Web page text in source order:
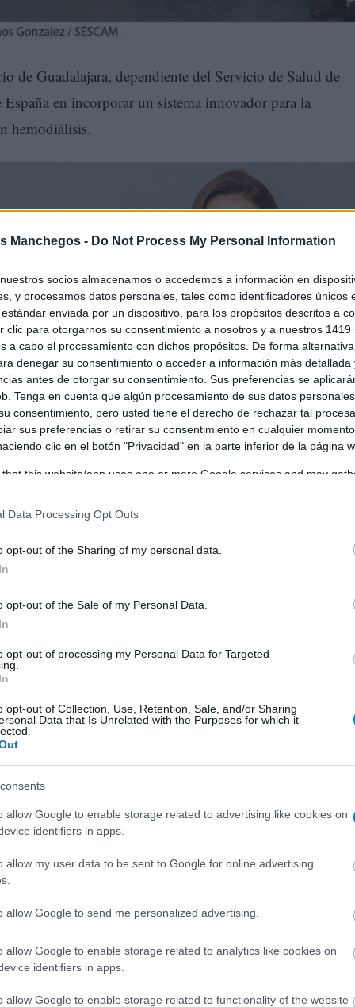
Manchegos - Do Not Process My Personal Information
socios almacenamos o accedemos a información en
y procesamos datos personales, tales como identificadores únicos
enviada por un dispositivo, para los propósitos descritos a
clic para otorgarnos su consentimiento a nosotros y a nuestros 1419
a cabo el procesamiento con dichos propósitos. De forma
denegar su consentimiento o acceder a información más detallada
antes de otorgar su consentimiento. Sus preferencias se
Tenga en cuenta que algún procesamiento de sus datos
consentimiento, pero usted tiene el derecho de rechazar tal
sus preferencias o retirar su consentimiento en cualquier
clic en el botón "Privacidad" en la parte inferior de la página
that this website/app uses one or more Google services and may
but not limited to your visit or usage behaviour. You may
consent section.
Data Processing Opt Outs
opt-out of the Sharing of my personal data.
opt-out of the Sale of my Personal Data.
opt-out of processing my Personal Data for Targeted
opt-out of Collection, Use, Retention, Sale, and/or Sharing
Data that Is Unrelated with the Purposes for which it
allow Google to enable storage related to advertising like cookies on
identifiers in apps.
allow my user data to be sent to Google for online advertising
allow Google to send me personalized advertising.
allow Google to enable storage related to analytics like cookies on
identifiers in apps.
allow Google to enable storage related to functionality of the website
de Guadalajara, dependiente del Servicio de Salud de
en incorporar un sistema innovador para la
hemodiálisis.
de su servicio de Nefrología, ha sido designado como
esta tecnología, denominada ECOMix Revolution,
hospitales de España para formarles sobre el